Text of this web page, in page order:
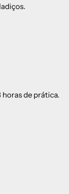
horas de prática.